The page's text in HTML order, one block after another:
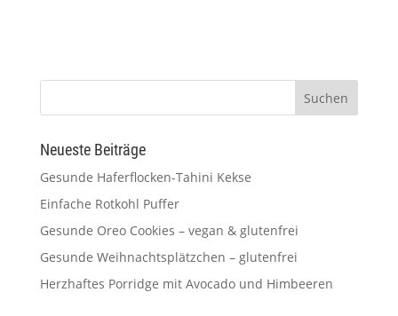
Neueste Beiträge
Gesunde Haferflocken-Tahini Kekse
Einfache Rotkohl Puffer
Gesunde Oreo Cookies – vegan & glutenfrei
Gesunde Weihnachtsplätzchen – glutenfrei
Herzhaftes Porridge mit Avocado und Himbeeren